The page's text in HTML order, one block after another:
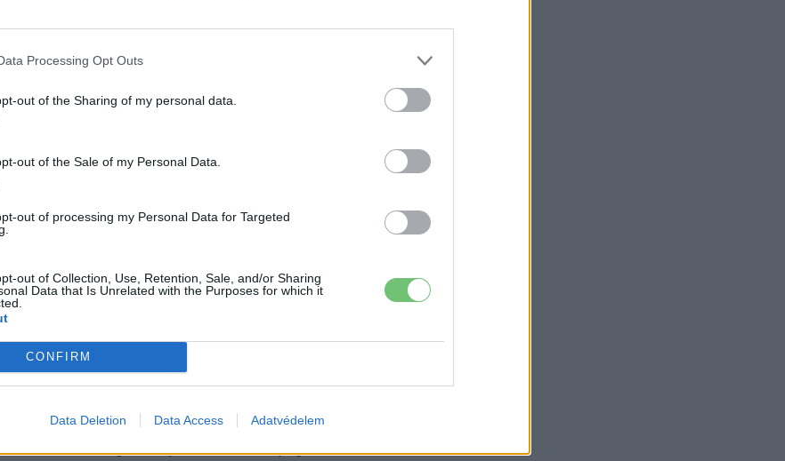
Processing Opt Outs
out of the Sharing of my personal data.
out of the Sale of my Personal Data.
out of processing my Personal Data for Targeted
out of Collection, Use, Retention, Sale, and/or Sharing
Data that Is Unrelated with the Purposes for which it
CONFIRM
Data Deletion Data Access Adatvédelem
és troll mentes zónában
tartalmakért!
lelkében elkötelezett gamer, kütyü és immár e-autó rajongó!